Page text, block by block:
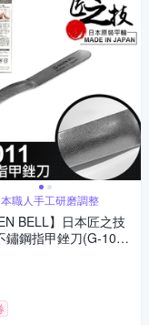
職人手工研磨調整
BELL】日本匠之技
鏽鋼指甲銼刀(G-101